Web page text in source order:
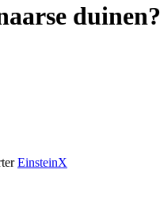
duinen?
EinsteinX